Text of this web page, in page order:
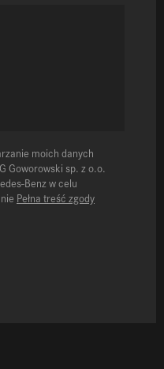
moich danych
Goworowski sp. z o.o.
Benz w celu
Pełna treść zgody